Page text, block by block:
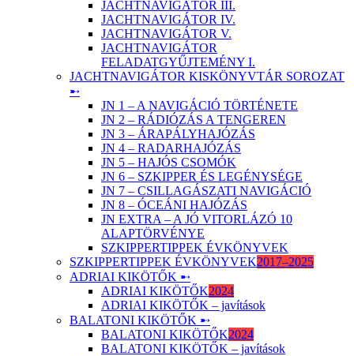
JACHTNAVIGÁTOR III.
JACHTNAVIGÁTOR IV.
JACHTNAVIGÁTOR V.
JACHTNAVIGÁTOR
FELADATGYŰJTEMÉNY I.
JACHTNAVIGÁTOR KISKÖNYVTÁR SOROZAT
➸
JN 1 – A NAVIGÁCIÓ TÖRTÉNETE
JN 2 – RÁDIÓZÁS A TENGEREN
JN 3 – ÁRAPÁLYHAJÓZÁS
JN 4 – RADARHAJÓZÁS
JN 5 – HAJÓS CSOMÓK
JN 6 – SZKIPPER ÉS LEGÉNYSÉGE
JN 7 – CSILLAGÁSZATI NAVIGÁCIÓ
JN 8 – ÓCEÁNI HAJÓZÁS
JN EXTRA – A JÓ VITORLÁZÓ 10
ALAPTÖRVÉNYE
SZKIPPERTIPPEK ÉVKÖNYVEK
SZKIPPERTIPPEK ÉVKÖNYVEK2017–2025
ADRIAI KIKÖTŐK ➸
ADRIAI KIKÖTŐK2024
ADRIAI KIKÖTŐK – javítások
BALATONI KIKÖTŐK ➸
BALATONI KIKÖTŐK2024
BALATONI KIKÖTŐK – javítások